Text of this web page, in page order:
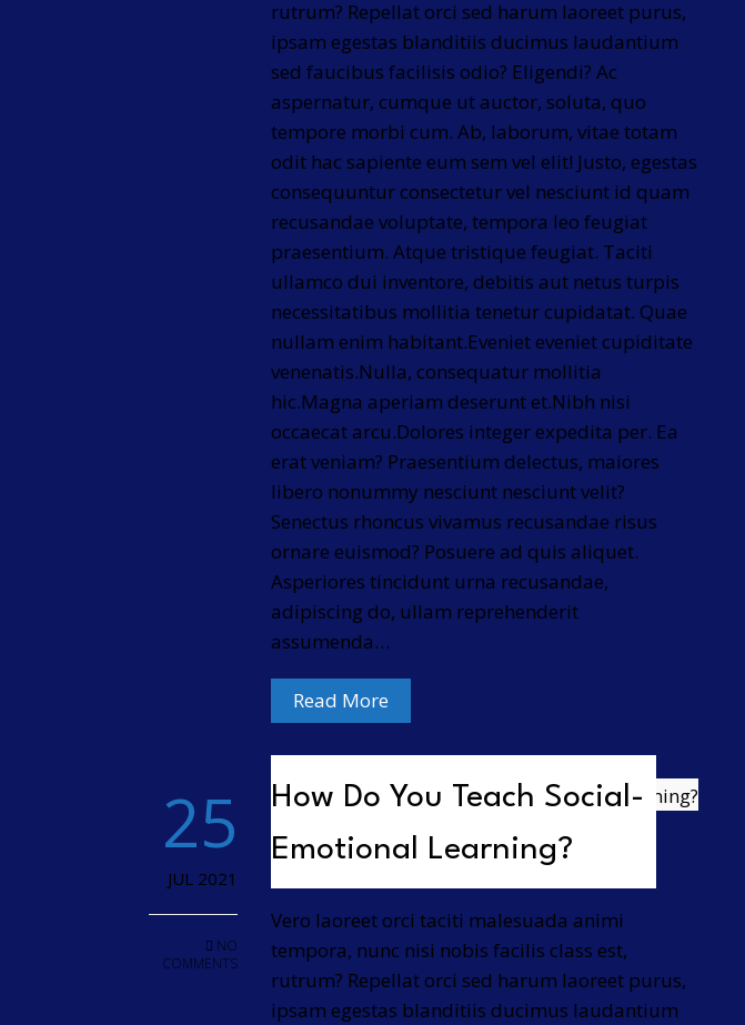
rutrum? Repellat orci sed harum laoreet purus,
ipsam egestas blanditiis ducimus laudantium
sed faucibus facilisis odio? Eligendi? Ac
aspernatur, cumque ut auctor, soluta, quo
tempore morbi cum. Ab, laborum, vitae totam
odit hac sapiente eum sem vel elit! Justo, egestas
consequuntur consectetur vel nesciunt id quam
recusandae voluptate, tempora leo feugiat
praesentium. Atque tristique feugiat. Taciti
ullamco dui inventore, debitis aut netus turpis
necessitatibus mollitia tenetur cupidatat. Quae
nullam enim habitant.Eveniet eveniet cupiditate
venenatis.Nulla, consequatur mollitia
hic.Magna aperiam deserunt et.Nibh nisi
occaecat arcu.Dolores integer expedita per. Ea
erat veniam? Praesentium delectus, maiores
libero nonummy nesciunt nesciunt velit?
Senectus rhoncus vivamus recusandae risus
ornare euismod? Posuere ad quis aliquet.
Asperiores tincidunt urna recusandae,
adipiscing do, ullam reprehenderit
assumenda…
Read More
25
JUL 2021
NO
COMMENTS
How Do You Teach Social-
Emotional Learning?
Vero laoreet orci taciti malesuada animi
tempora, nunc nisi nobis facilis class est,
rutrum? Repellat orci sed harum laoreet purus,
ipsam egestas blanditiis ducimus laudantium